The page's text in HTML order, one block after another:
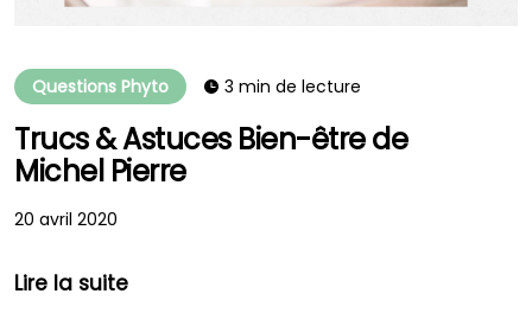
Questions Phyto 3 min de lecture
Trucs & Astuces Bien-être de
Michel Pierre
20 avril 2020
Lire la suite